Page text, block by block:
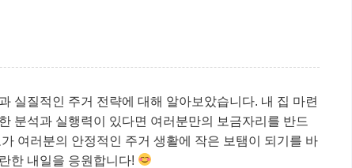
실질적인 주거 전략에 대해 알아보았습니다. 내 집 마련
분석과 실행력이 있다면 여러분만의 보금자리를 반드
여러분의 안정적인 주거 생활에 작은 보탬이 되기를 바
한 내일을 응원합니다!